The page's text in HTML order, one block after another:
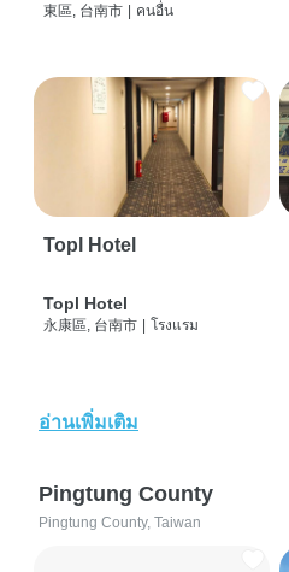
東區, 台南市 | คนอื่น
Topl Hotel
Topl Hotel
永康區, 台南市 | โรงแรม
อ่านเพิ่มเติม
Pingtung County
Pingtung County, Taiwan